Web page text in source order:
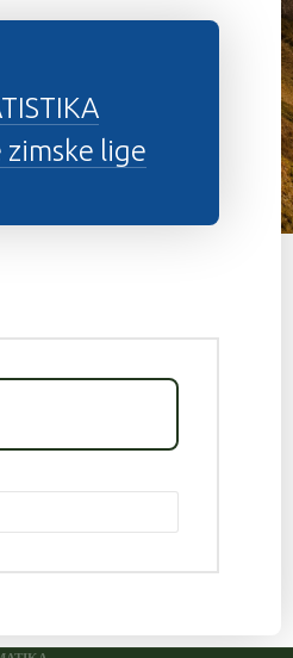
zimske lige